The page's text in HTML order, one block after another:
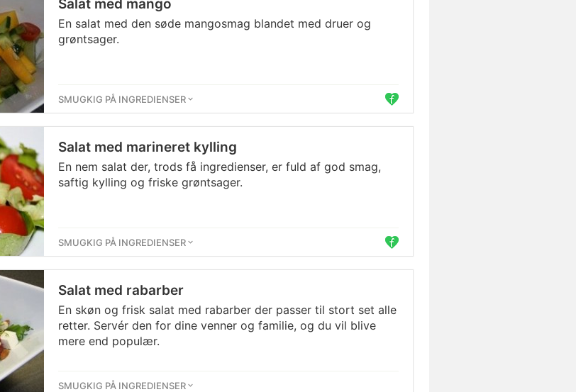
Salat med mango
En salat med den søde mangosmag blandet med druer og
grøntsager.
SMUGKIG PÅ INGREDIENSER
Salat med marineret kylling
En nem salat der, trods få ingredienser, er fuld af god smag,
saftig kylling og friske grøntsager.
SMUGKIG PÅ INGREDIENSER
Salat med rabarber
En skøn og frisk salat med rabarber der passer til stort set alle
retter. Servér den for dine venner og familie, og du vil blive
mere end populær.
SMUGKIG PÅ INGREDIENSER